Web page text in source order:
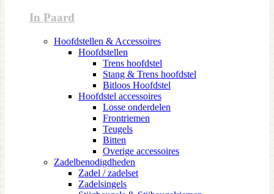
In Paard
Hoofdstellen & Accessoires
Hoofdstellen
Trens hoofdstel
Stang & Trens hoofdstel
Bitloos Hoofdstel
Hoofdstel accessoires
Losse onderdelen
Frontriemen
Teugels
Bitten
Overige accessoires
Zadelbenodigdheden
Zadel / zadelset
Zadelsingels